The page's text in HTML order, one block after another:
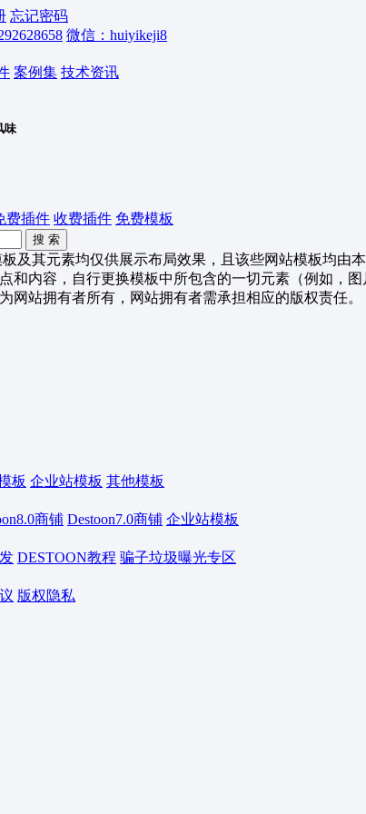
忘记密码
微信：huiyikeji8
案例集 技术资讯
味
费插件 收费插件 免费模板
及其元素均仅供展示布局效果，且该些网站模板均由
和内容，自行更换模板中所包含的一切元素（例如，
网站拥有者所有，网站拥有者需承担相应的版权责任。
板 企业站模板 其他模板
商铺 Destoon7.0商铺 企业站模板
DESTOON教程 骗子垃圾曝光专区
版权隐私